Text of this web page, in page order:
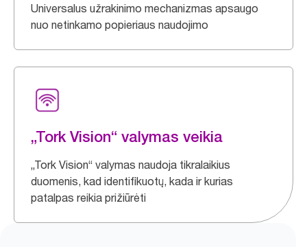
Universalus užrakinimo mechanizmas apsaugo
nuo netinkamo popieriaus naudojimo
„Tork Vision“ valymas veikia
„Tork Vision“ valymas naudoja tikralaikius
duomenis, kad identifikuotų, kada ir kurias
patalpas reikia prižiūrėti